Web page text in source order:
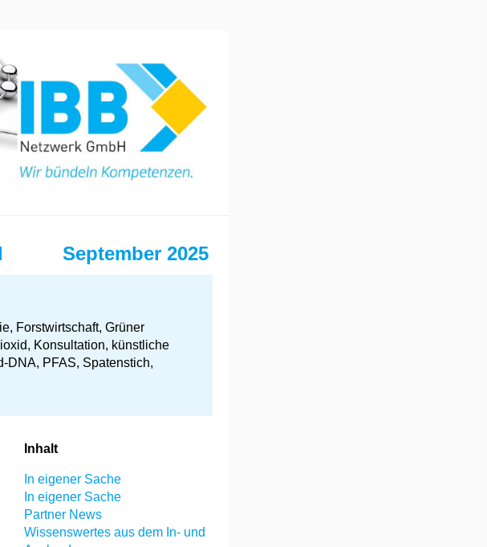
September 2025
Forstwirtschaft, Grüner
Konsultation, künstliche
DNA, PFAS, Spatenstich,
Inhalt
In eigener Sache
In eigener Sache
Partner News
Wissenswertes aus dem In- und